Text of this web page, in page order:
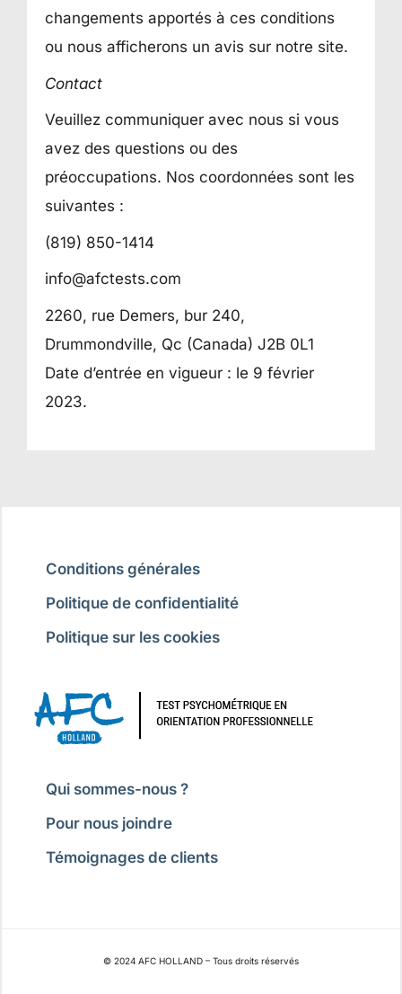
changements apportés à ces conditions
ou nous afficherons un avis sur notre site.
Contact
Veuillez communiquer avec nous si vous
avez des questions ou des
préoccupations. Nos coordonnées sont les
suivantes :
(819) 850-1414
info@afctests.com
2260, rue Demers, bur 240,
Drummondville, Qc (Canada) J2B 0L1
Date d’entrée en vigueur : le 9 février
2023.
Conditions générales
Politique de confidentialité
Politique sur les cookies
Qui sommes-nous ?
Pour nous joindre
Témoignages de clients
© 2024 AFC HOLLAND – Tous droits réservés